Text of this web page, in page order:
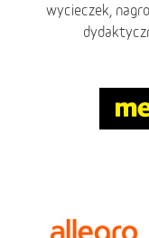
wycieczek,